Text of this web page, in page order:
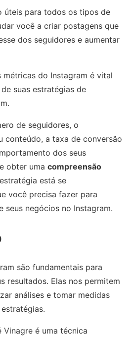
úteis para todos os tipos de
você a criar postagens que
dos seguidores e aumentar
métricas do Instagram é vital
suas estratégias de
de seguidores, o
conteúdo, a taxa de conversão
dos seus
obter uma compreensão
está se
você precisa fazer para
seus negócios no Instagram.
são fundamentais para
resultados. Elas nos permitem
análises e tomar medidas
é uma técnica